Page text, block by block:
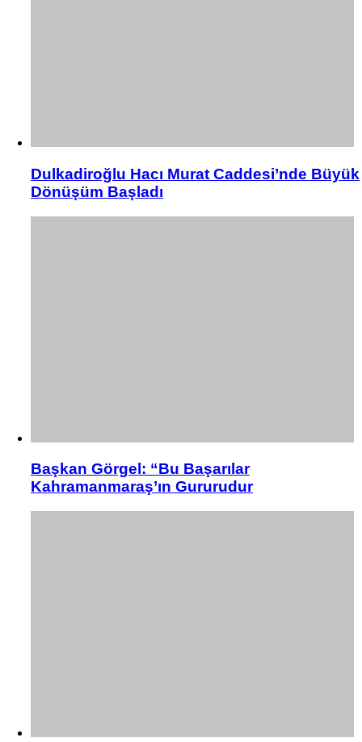
Dulkadiroğlu Hacı Murat Caddesi’nde Büyük
Dönüşüm Başladı
Başkan Görgel: “Bu Başarılar
Kahramanmaraş’ın Gururudur